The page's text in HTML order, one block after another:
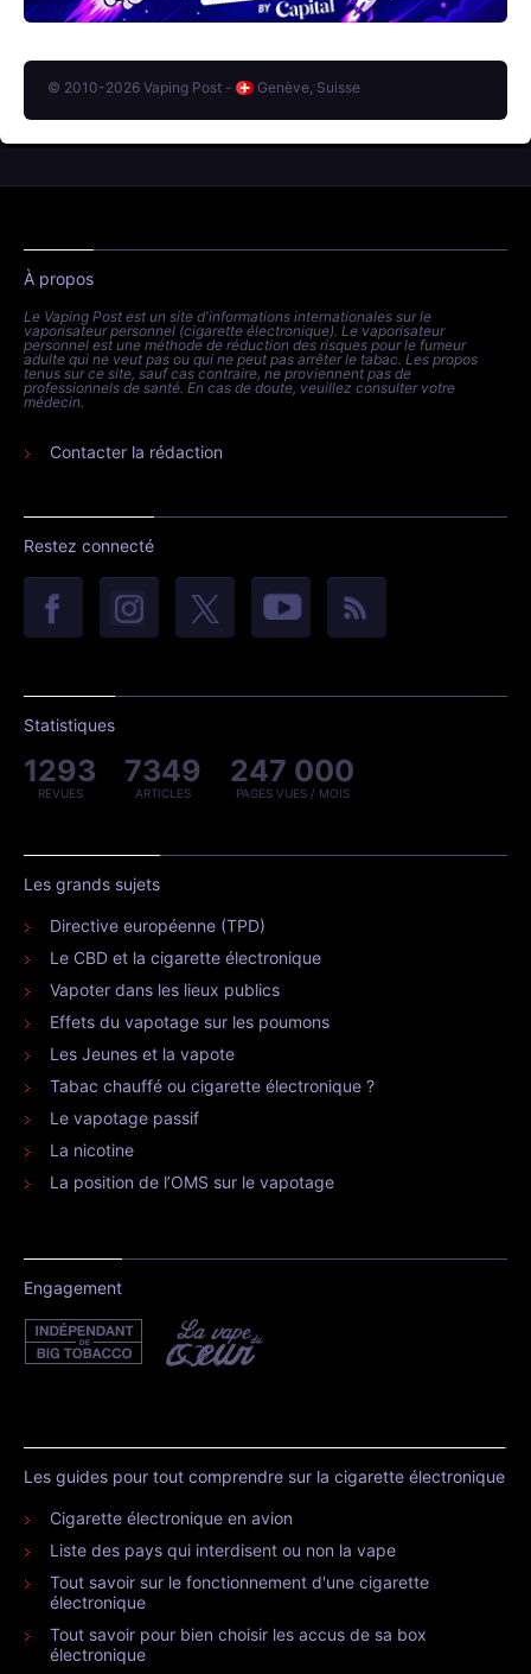
© 2010-2026 Vaping Post - Genève, Suisse
À propos
Le Vaping Post est un site d'informations internationales sur le
vaporisateur personnel (cigarette électronique). Le vaporisateur
personnel est une méthode de réduction des risques pour le fumeur
adulte qui ne veut pas ou qui ne peut pas arrêter le tabac. Les propos
tenus sur ce site, sauf cas contraire, ne proviennent pas de
professionnels de santé. En cas de doute, veuillez consulter votre
médecin.
Contacter la rédaction
Restez connecté
Statistiques
1293
REVUES
7349
ARTICLES
247 000
PAGES VUES / MOIS
Les grands sujets
Directive européenne (TPD)
Le CBD et la cigarette électronique
Vapoter dans les lieux publics
Effets du vapotage sur les poumons
Les Jeunes et la vapote
Tabac chauffé ou cigarette électronique ?
Le vapotage passif
La nicotine
La position de l’OMS sur le vapotage
Engagement
Les guides pour tout comprendre sur la cigarette électronique
Cigarette électronique en avion
Liste des pays qui interdisent ou non la vape
Tout savoir sur le fonctionnement d'une cigarette
électronique
Tout savoir pour bien choisir les accus de sa box
électronique